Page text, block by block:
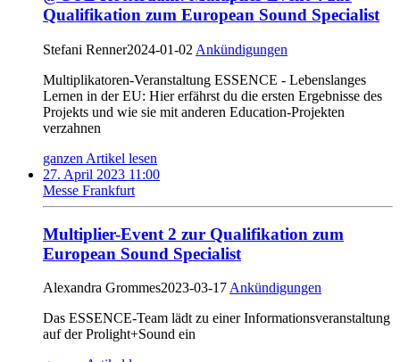
Qualifikation zum European Sound Specialist
Stefani Renner2024-01-02 Ankündigungen
Multiplikatoren-Veranstaltung ESSENCE - Lebenslanges
Lernen in der EU: Hier erfährst du die ersten Ergebnisse des
Projekts und wie sie mit anderen Education-Projekten
verzahnen
ganzen Artikel lesen
27. April 2023 11:00
Messe Frankfurt
Multiplier-Event 2 zur Qualifikation zum
European Sound Specialist
Alexandra Grommes2023-03-17Ankündigungen
Das ESSENCE-Team lädt zu einer Informationsveranstaltung
auf der Prolight+Sound ein